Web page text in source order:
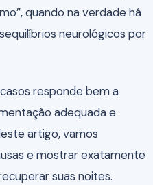
quando na verdade há
neurológicos por
responde bem a
adequada e
artigo, vamos
e mostrar exatamente
suas noites.